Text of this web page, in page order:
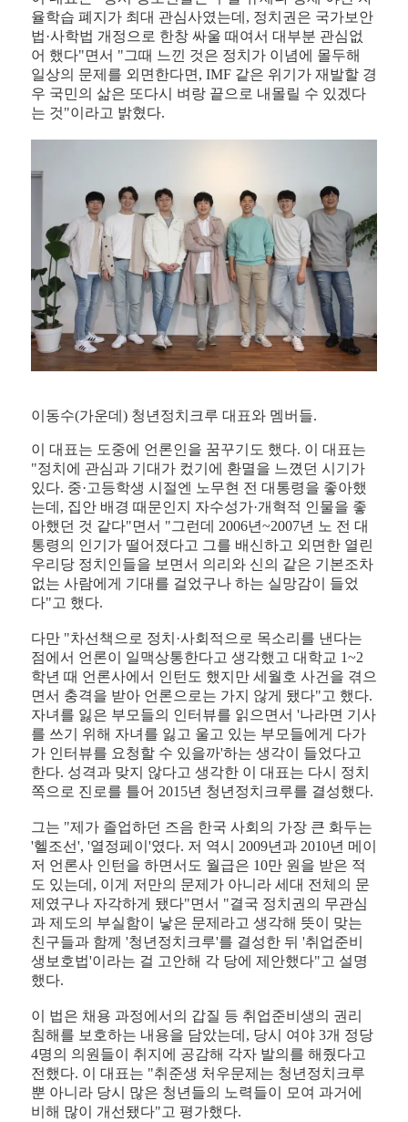
율학습 폐지가 최대 관심사였는데, 정치권은 국가보안
법·사학법 개정으로 한창 싸울 때여서 대부분 관심없
어 했다"면서 "그때 느낀 것은 정치가 이념에 몰두해
일상의 문제를 외면한다면, IMF 같은 위기가 재발할 경
우 국민의 삶은 또다시 벼랑 끝으로 내몰릴 수 있겠다
는 것"이라고 밝혔다.
이동수(가운데) 청년정치크루 대표와 멤버들.
이 대표는 도중에 언론인을 꿈꾸기도 했다. 이 대표는
"정치에 관심과 기대가 컸기에 환멸을 느꼈던 시기가
있다. 중·고등학생 시절엔 노무현 전 대통령을 좋아했
는데, 집안 배경 때문인지 자수성가·개혁적 인물을 좋
아했던 것 같다"면서 "그런데 2006년~2007년 노 전 대
통령의 인기가 떨어졌다고 그를 배신하고 외면한 열린
우리당 정치인들을 보면서 의리와 신의 같은 기본조차
없는 사람에게 기대를 걸었구나 하는 실망감이 들었
다"고 했다.
다만 "차선책으로 정치·사회적으로 목소리를 낸다는
점에서 언론이 일맥상통한다고 생각했고 대학교 1~2
학년 때 언론사에서 인턴도 했지만 세월호 사건을 겪으
면서 충격을 받아 언론으로는 가지 않게 됐다"고 했다.
자녀를 잃은 부모들의 인터뷰를 읽으면서 '나라면 기사
를 쓰기 위해 자녀를 잃고 울고 있는 부모들에게 다가
가 인터뷰를 요청할 수 있을까'하는 생각이 들었다고
한다. 성격과 맞지 않다고 생각한 이 대표는 다시 정치
쪽으로 진로를 틀어 2015년 청년정치크루를 결성했다.
그는 "제가 졸업하던 즈음 한국 사회의 가장 큰 화두는
'헬조선', '열정페이'였다. 저 역시 2009년과 2010년 메이
저 언론사 인턴을 하면서도 월급은 10만 원을 받은 적
도 있는데, 이게 저만의 문제가 아니라 세대 전체의 문
제였구나 자각하게 됐다"면서 "결국 정치권의 무관심
과 제도의 부실함이 낳은 문제라고 생각해 뜻이 맞는
친구들과 함께 '청년정치크루'를 결성한 뒤 '취업준비
생보호법'이라는 걸 고안해 각 당에 제안했다"고 설명
했다.
이 법은 채용 과정에서의 갑질 등 취업준비생의 권리
침해를 보호하는 내용을 담았는데, 당시 여야 3개 정당
4명의 의원들이 취지에 공감해 각자 발의를 해줬다고
전했다. 이 대표는 "취준생 처우문제는 청년정치크루
뿐 아니라 당시 많은 청년들의 노력들이 모여 과거에
비해 많이 개선됐다"고 평가했다.